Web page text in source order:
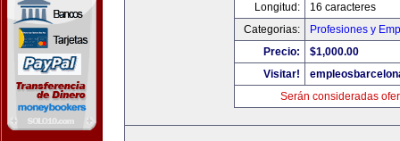
Longitud:
16 caracteres
Categorias:
Profesiones y
Precio:
$1,000.00
Visitar!
Serán consideradas